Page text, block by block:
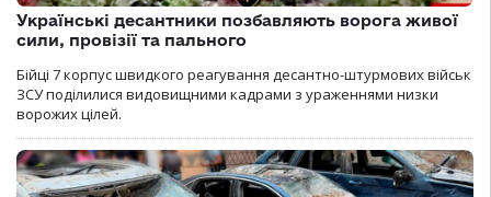
Українські десантники позбавляють ворога живої
сили, провізії та пального
Бійці 7 корпус швидкого реагування десантно-штурмових військ
ЗСУ поділилися видовищними кадрами з ураженнями низки
ворожих цілей.